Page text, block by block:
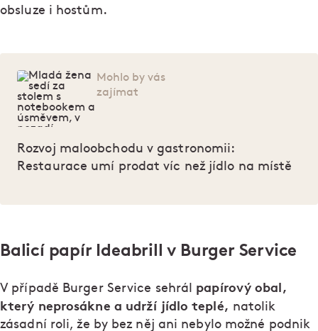
obsluze i hostům.
Mohlo by vás
zajímat
Rozvoj maloobchodu v gastronomii:
Restaurace umí prodat víc než jídlo na místě
Balicí papír Ideabrill v Burger Service
V případě Burger Service sehrál papírový obal,
který neprosákne a udrží jídlo teplé, natolik
zásadní roli, že by bez něj ani nebylo možné podnik